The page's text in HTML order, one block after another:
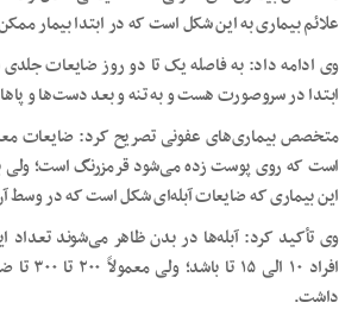
علائم بیماری به این شکل است که در ابتدا بیمار
وی ادامه داد: به فاصله یک تا دو روز ضایعات
ابتدا در سروصورت هست و به تنه و بعد دست‌ها و
متخصص بیماری‌های عفونی تصریح کرد: ضایعات
است که روی پوست زده می‌شود قرمزرنگ است؛ ولی
این بیماری که ضایعات آبله‌ای شکل است که در وسط
وی تأکید کرد: آبله‌ها در بدن ظاهر می‌شوند
افراد
داشت.